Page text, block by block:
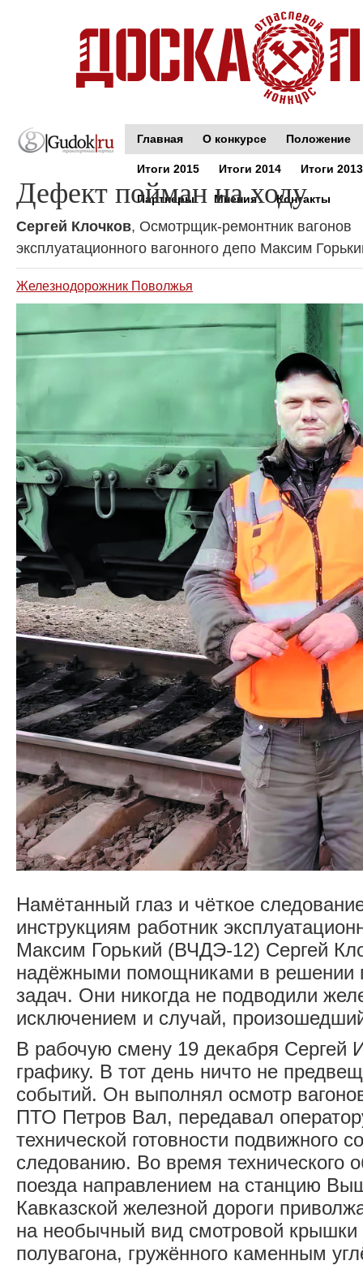
Главная О конкурсе Положение
Итоги 2015 Итоги 2014 Итоги 2013
Партнеры Мнения Контакты
Дефект пойман на ходу
Сергей Клочков, Осмотрщик-ремонтник вагонов
эксплуатационного вагонного депо Максим
Железнодорожник Поволжья
Намётанный глаз и чёткое
инструкциям работник
Максим Горький (ВЧДЭ-12) Сергей
надёжными помощниками в решении
задач. Они никогда не подводили
исключением и случай,
В рабочую смену 19 декабря ­Сергей
графику. В тот день ничто не
событий. Он выполнял осмотр
ПТО Петров Вал, передавал
технической готовности подвижного
следованию. Во время технического
поезда направлением на станцию
Кавказской железной дороги
на необычный вид смотровой крышки
полувагона, гружённого каменным